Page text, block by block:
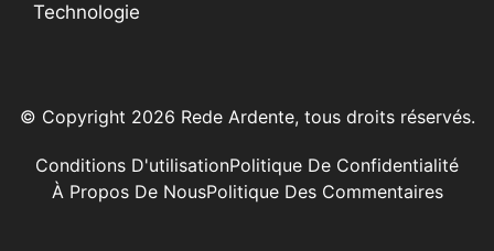
Technologie
© Copyright 2026 Rede Ardente, tous droits réservés.
Politique De Confidentialité
Conditions D'utilisation
Politique Des Commentaires
À Propos De Nous